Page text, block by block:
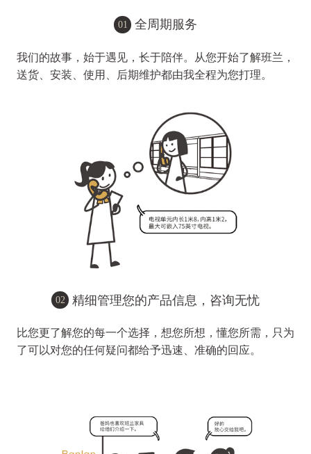
01 全周期服务
我们的故事，始于遇见，长于陪伴。从您开始了解班兰，
送货、安装、使用、后期维护都由我全程为您打理。
02 精细管理您的产品信息，咨询无忧
比您更了解您的每一个选择，想您所想，懂您所需，只为
了可以对您的任何疑问都给予迅速、准确的回应。